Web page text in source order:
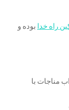
راه خدا بوده و
مناجات با